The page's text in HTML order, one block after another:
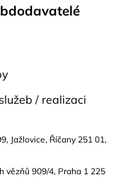
/ realizaci
Jažlovice, Říčany 251 01,
vězňů 909/4, Praha 1 225